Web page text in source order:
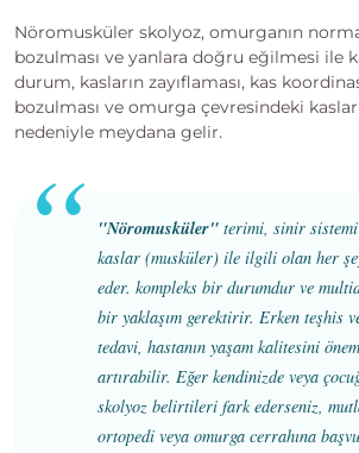
Nöromusküler skolyoz, omurganın
bozulması ve yanlara doğru eğilmesi ile
durum, kasların zayıflaması, kas
bozulması ve omurga çevresindeki
nedeniyle meydana gelir.
"Nöromusküler" terimi, sinir
kaslar (musküler) ile ilgili olan her
eder. kompleks bir durumdur ve
bir yaklaşım gerektirir. Erken teşhis
tedavi, hastanın yaşam kalitesini
artırabilir. Eğer kendinizde veya
skolyoz belirtileri fark ederseniz,
ortopedi veya omurga cerrahına